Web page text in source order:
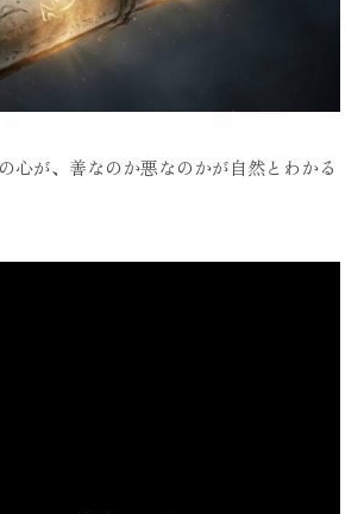
心が、善なのか悪なのかが自然とわかる